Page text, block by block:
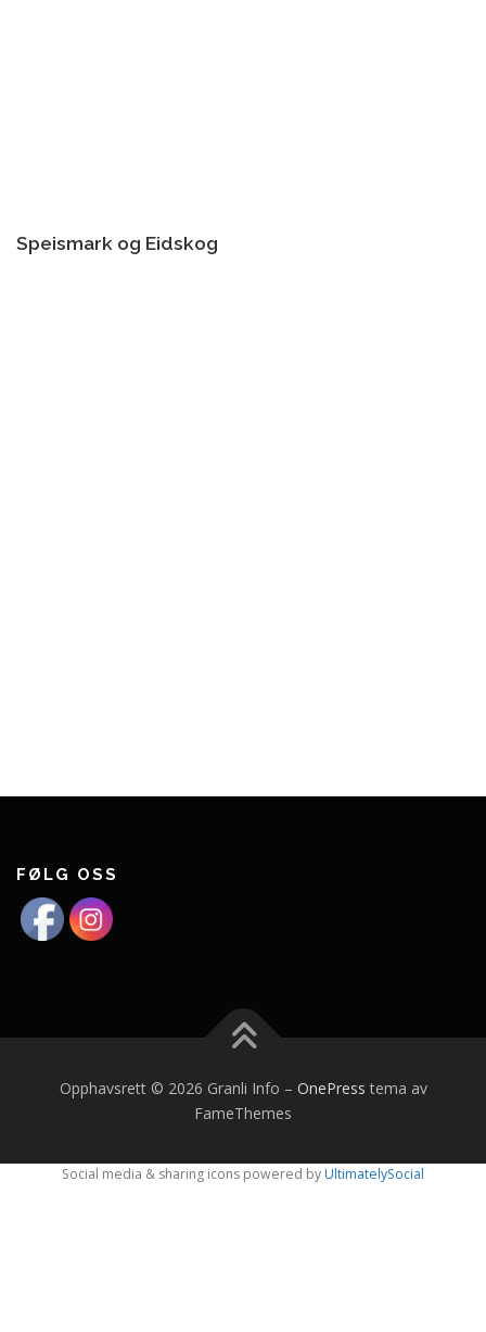
Speismark og Eidskog
FØLG OSS
Opphavsrett © 2026 Granli Info – OnePress tema av
FameThemes
Social media & sharing icons powered byUltimatelySocial